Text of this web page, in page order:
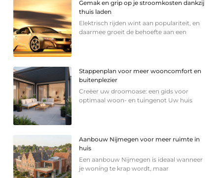
Gemak en grip op je stroomkosten dankzij
thuis laden
Elektrisch rijden wint aan populariteit, en
daarmee groeit de behoefte aan een
Stappenplan voor meer wooncomfort en
buitenplezier
Creëer uw droomoase: een gids voor
optimaal woon- en tuingenot Uw huis
Aanbouw Nijmegen voor meer ruimte in
huis
Een aanbouw Nijmegen is ideaal wanneer
je woning te krap wordt, maar